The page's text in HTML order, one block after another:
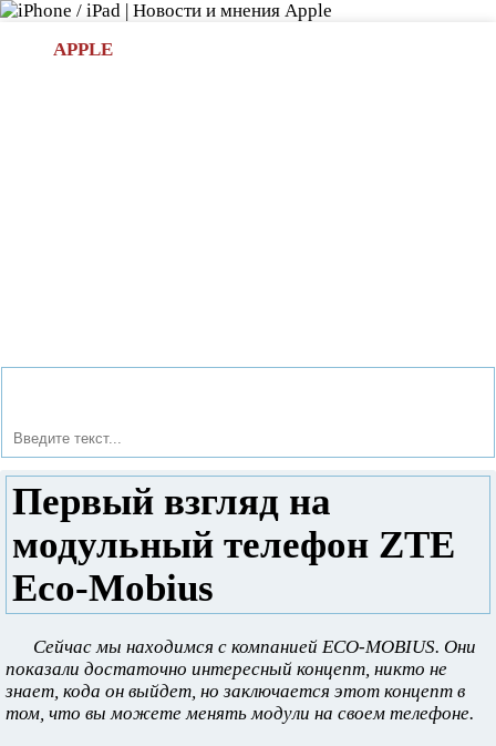
APPLE
Первый взгляд на
модульный телефон ZTE
Eco-Mobius
Сейчас мы находимся с компанией ECO-MOBIUS. Они
показали достаточно интересный концепт, никто не
знает, кода он выйдет, но заключается этот концепт в
том, что вы можете менять модули на своем телефоне.